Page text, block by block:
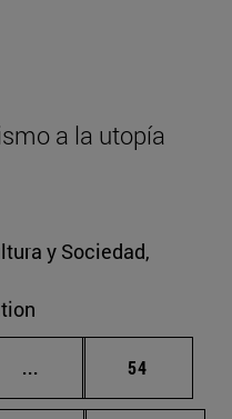
a la utopía
y Sociedad,
... Páginas intermedias
Página
54